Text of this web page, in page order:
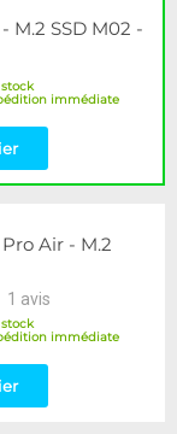
M.2 SSD M02 -
stock
immédiate
Air - M.2
1 avis
stock
immédiate